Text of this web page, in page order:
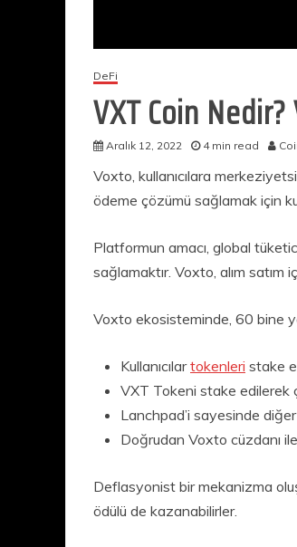
DeFi
VXT Coin
Aralık 12, 2022 4 min read
Voxto, kullanıcılara
ödeme çözümü sağlamak için
Platformun amacı, global
sağlamaktır. Voxto, alım satım
Voxto ekosisteminde, 60 bine
Kullanıcılartokenleri stake
VXT Tokeni stake edilerek
Lanchpad’i sayesinde
Doğrudan Voxto cüzdanı
Deflasyonist bir mekanizma
ödülü de kazanabilirler.